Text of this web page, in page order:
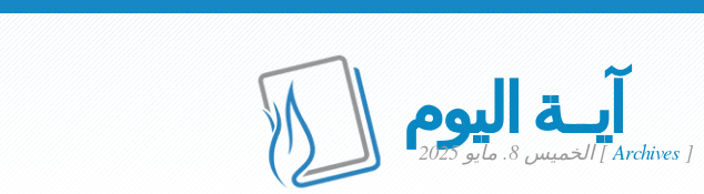
آيــة اليوم
الخميس 8. مايو 2025[Archives ]